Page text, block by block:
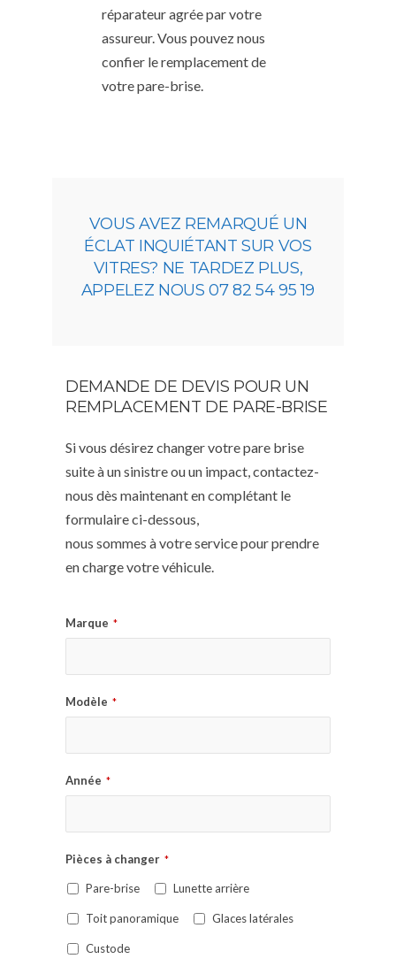
réparateur agrée par votre
assureur. Vous pouvez nous
confier le remplacement de
votre pare-brise.
VOUS AVEZ REMARQUÉ UN
ÉCLAT INQUIÉTANT SUR VOS
VITRES? NE TARDEZ PLUS,
APPELEZ NOUS 07 82 54 95 19
DEMANDE DE DEVIS POUR UN
REMPLACEMENT DE PARE-BRISE
Si vous désirez changer votre pare brise
suite à un sinistre ou un impact, contactez-
nous dès maintenant en complétant le
formulaire ci-dessous,
nous sommes à votre service pour prendre
en charge votre véhicule.
Marque *
Modèle *
Année *
Pièces à changer *
Pare-brise Lunette arrière
Toit panoramique Glaces latérales
Custode